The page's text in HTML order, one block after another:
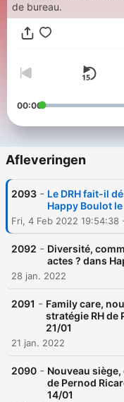
de bureau.
00:00
Afleveringen
2093 - Le DRH fait-il
Happy Boulot
Fri, 4 Feb 2022 19:54:38
2092 - Diversité,
actes ? dans
28 jan. 2022
2091 - Family care,
stratégie RH de
21/01
21 jan. 2022
2090 - Nouveau
de Pernod
14/01